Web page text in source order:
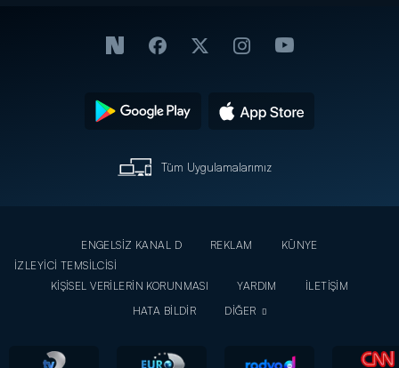
Tüm Uygulamalarımız
ENGELSİZ KANAL D REKLAM
KÜNYE
İZLEYİCİ TEMSİLCİSİ
KİŞİSEL VERİLERİN KORUNMASI
YARDIM
İLETİŞİM
HATA BİLDİR
DİĞER